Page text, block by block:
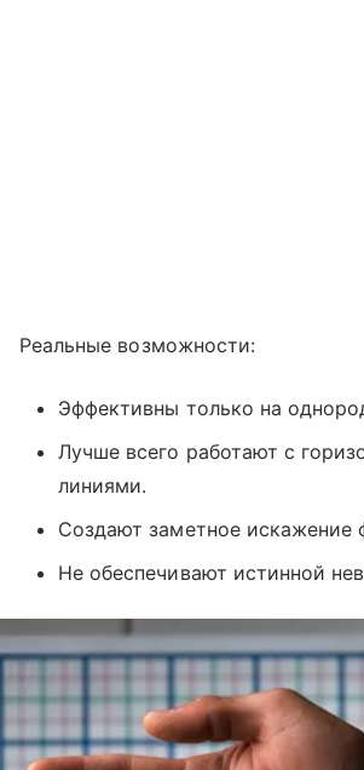
Реальные возможности:
Эффективны только на
Лучше всего работают с
линиями.
Создают заметное искажение
Не обеспечивают истинной